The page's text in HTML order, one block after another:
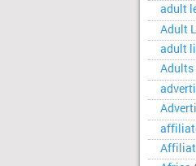
adult
Adult
adult
Adults